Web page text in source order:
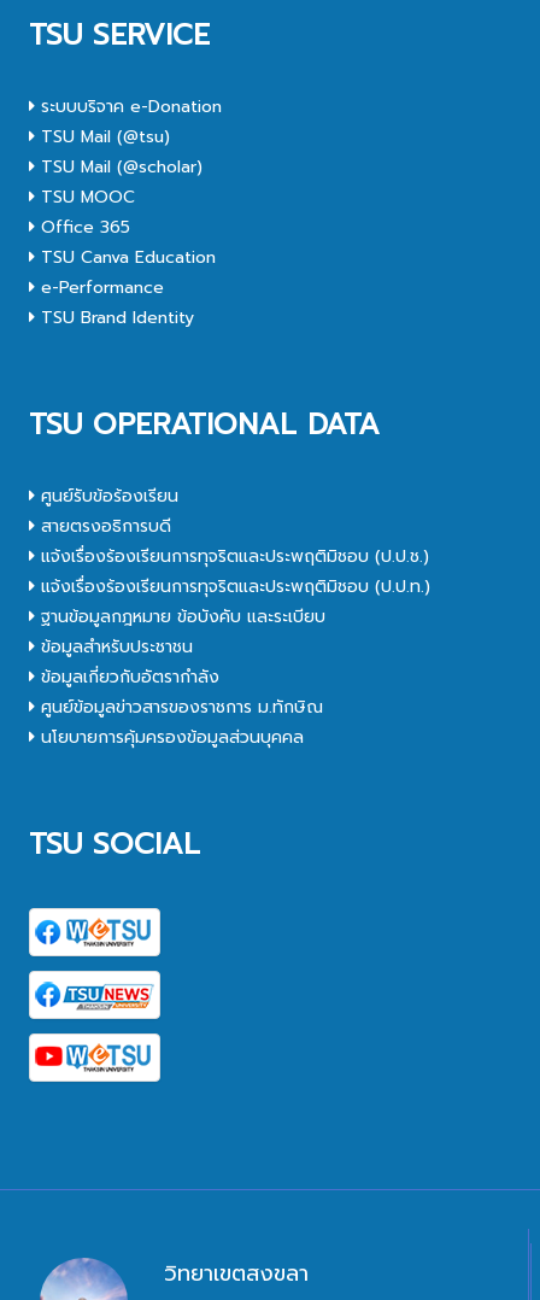
TSU SERVICE
ระบบบริจาค e-Donation
TSU Mail (@tsu)
TSU Mail (@scholar)
TSU MOOC
Office 365
TSU Canva Education
e-Performance
TSU Brand Identity
TSU OPERATIONAL DATA
ศูนย์รับข้อร้องเรียน
สายตรงอธิการบดี
แจ้งเรื่องร้องเรียนการทุจริตและประพฤติมิชอบ (ป.ป.ช.)
แจ้งเรื่องร้องเรียนการทุจริตและประพฤติมิชอบ (ป.ป.ท.)
ฐานข้อมูลกฎหมาย ข้อบังคับ และระเบียบ
ข้อมูลสำหรับประชาชน
ข้อมูลเกี่ยวกับอัตรากำลัง
ศูนย์ข้อมูลข่าวสารของราชการ ม.ทักษิณ
นโยบายการคุ้มครองข้อมูลส่วนบุคคล
TSU SOCIAL
วิทยาเขตสงขลา